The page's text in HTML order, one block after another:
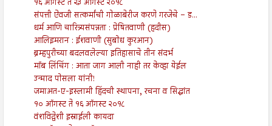
१६ ऑगस्ट ते २३ ऑगस्ट २०१८
संपत्ती ऐवजी सत्कर्मांची गोळाबेरीज करणे गरजेचे – ड...
धर्म आणि चारित्र्यसंपन्नता : प्रेषितवाणी (हदीस)
आलिइमरान : ईशवाणी (सुबोध कुरआन)
ब्रम्हपुरीच्या बदलवलेल्या इतिहासाचे तीन संदर्भ
मॉब लिंचिंग : आता जाग आली नाही तर केव्हा येईल
उन्माद पोसला यांनी!
जमाअत-ए-इस्लामी हिंदची स्थापना, रचना व सिद्धांत
१० ऑगस्ट ते १६ ऑगस्ट २०१८
वंशविद्वेशी इस्राईली कायदा